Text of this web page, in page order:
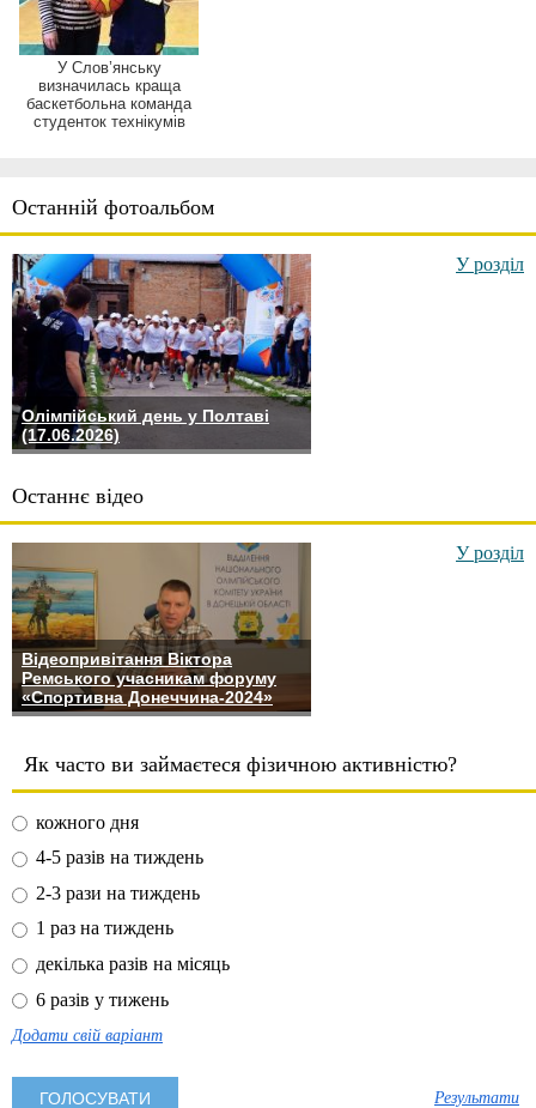
Останній фотоальбом
Олімпійський день у Полтаві
(17.06.2026)
У розділ
Останнє відео
Відеопривітання Віктора
Ремського учасникам форуму
«Спортивна Донеччина-2024»
У розділ
Як часто ви займаєтеся фізичною активністю?
кожного дня
4-5 разів на тиждень
2-3 рази на тиждень
1 раз на тиждень
декілька разів на місяць
6 разів у тижень
Додати свій варіант
Результати
У Слов’янську
визначилась краща
баскетбольна команда
студенток технікумів